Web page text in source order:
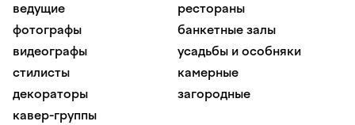
ведущие
фотографы
видеографы
стилисты
декораторы
кавер-группы
рестораны
банкетные залы
усадьбы и особняки
камерные
загородные